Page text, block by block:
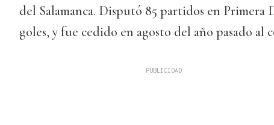
del Salamanca. Disputó 85 partidos en Primera
goles, y fue cedido en agosto del año pasado al